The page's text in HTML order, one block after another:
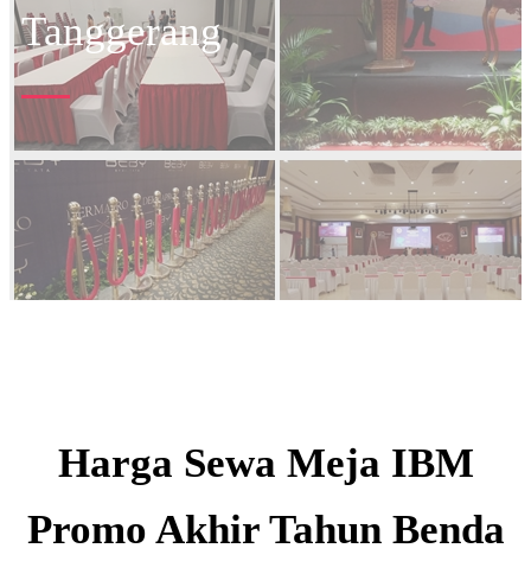
Tanggerang
Harga Sewa Meja IBM
Promo Akhir Tahun Benda